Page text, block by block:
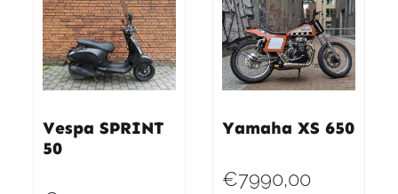
Vespa SPRINT
50
Yamaha XS 650
€7990,00